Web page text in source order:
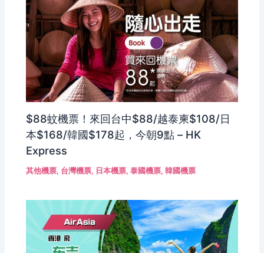
$88蚊機票！來回台中$88/越泰柬$108/日
本$168/韓國$178起，今朝9點 – HK
Express
其他機票, 台灣機票, 日本機票,泰國機票,韓國機票